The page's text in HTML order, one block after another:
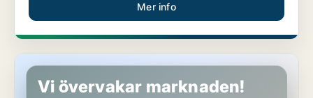
Mer info
Hus i Skellefteå
Vi övervakar marknaden!